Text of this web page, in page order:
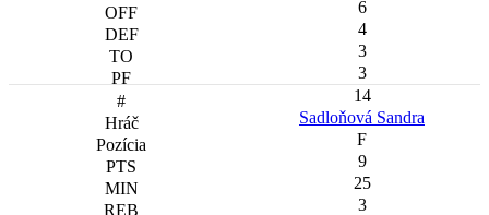
6
4
3
3
14
Sadloňová Sandra
F
9
25
3